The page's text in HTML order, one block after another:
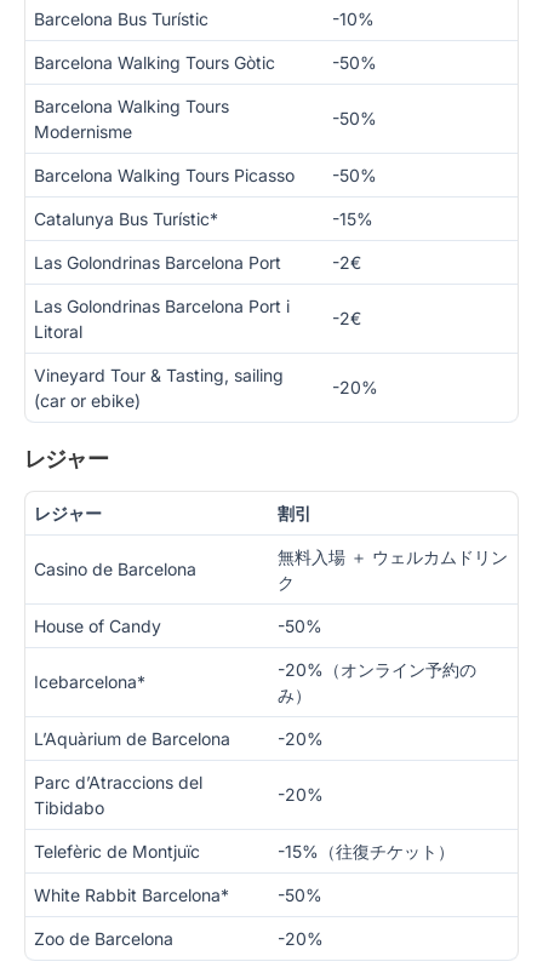
Barcelona Bus Turístic -10%
Barcelona Walking Tours Gòtic -50%
Barcelona Walking Tours
Modernisme
-50%
Barcelona Walking Tours Picasso -50%
Catalunya Bus Turístic* -15%
Las Golondrinas Barcelona Port -2€
Las Golondrinas Barcelona Port i
Litoral
-2€
Vineyard Tour & Tasting, sailing
(car or ebike)
-20%
レジャー
レジャー 割引
Casino de Barcelona
無料入場 ＋ ウェルカムドリン
ク
House of Candy -50%
Icebarcelona*
-20%（オンライン予約の
み）
L’Aquàrium de Barcelona -20%
Parc d’Atraccions del
Tibidabo
-20%
Telefèric de Montjuïc -15%（往復チケット）
White Rabbit Barcelona* -50%
Zoo de Barcelona -20%